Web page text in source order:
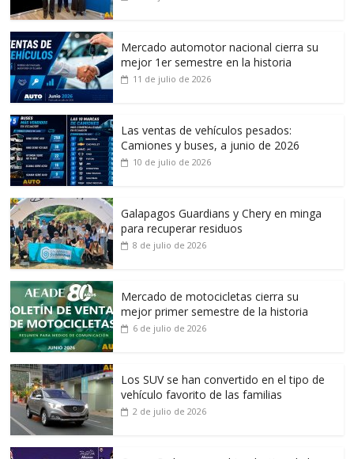
Mercado automotor nacional cierra su
mejor 1er semestre en la historia
11 de julio de 2026
Las ventas de vehículos pesados:
Camiones y buses, a junio de 2026
10 de julio de 2026
Galapagos Guardians y Chery en minga
para recuperar residuos
8 de julio de 2026
Mercado de motocicletas cierra su
mejor primer semestre de la historia
6 de julio de 2026
Los SUV se han convertido en el tipo de
vehículo favorito de las familias
2 de julio de 2026